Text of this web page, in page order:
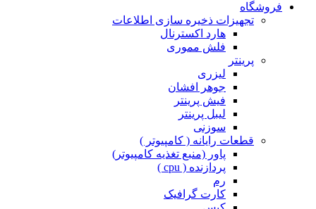
فروشگاه
تجهیزات ذخیره سازی اطلاعات
هارد اکسترنال
فلش مموری
پرینتر
لیزری
جوهر افشان
فیش پرینتر
لیبل پرینتر
سوزنی
قطعات رایانه ( کامپیوتر )
پاور (منبع تغذیه کامپیوتر)
پردازنده ( cpu )
رم
کارت گرافیک